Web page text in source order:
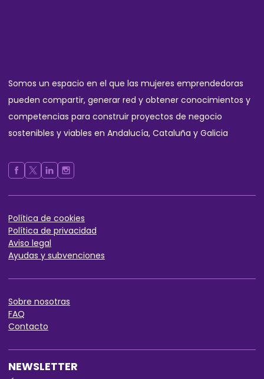
Somos un espacio en el que las mujeres emprendedoras
pueden compartir, generar red y obtener conocimientos y
competencias para construir proyectos de negocio
sostenibles y viables en Andalucía, Cataluña y Galicia
Política de cookies
Política de privacidad
Aviso legal
Ayudas y subvenciones
Sobre nosotras
FAQ
Contacto
NEWSLETTER